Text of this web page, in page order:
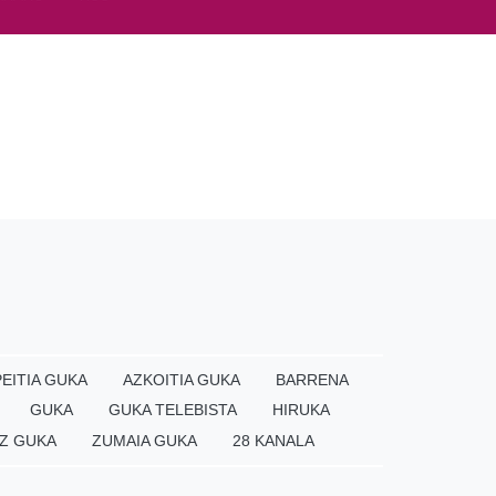
GUKA AZKOITIA GUKA
BARRENA
GUKA
GUKA TELEBISTA
HIRUKA
GUKA
ZUMAIA GUKA 28 KANALA